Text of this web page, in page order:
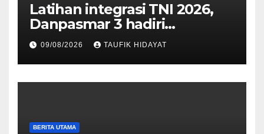
Latihan integrasi TNI 2026,
Danpasmar 3 hadiri
rangkaian Kehormatan Korps
Marinir di Dabo Singkep
09/08/2026 TAUFIK HIDAYAT
BERITA UTAMA